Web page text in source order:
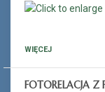
WIĘCEJ
FOTORELACJA Z